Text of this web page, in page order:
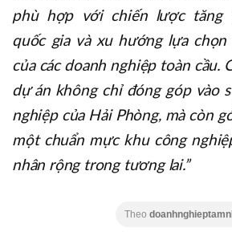
phù hợp với chiến lược tăng
quốc gia và xu hướng lựa
của các doanh nghiệp toàn cầu.
dự án không chỉ đóng góp vào
nghiệp của Hải Phòng, mà còn
một chuẩn mực khu công
nhân rộng trong tương lai.”
Theo